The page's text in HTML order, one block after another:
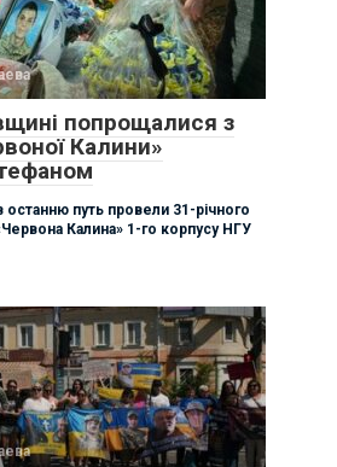
попрощалися з
Калини»
останню путь провели 31-річного
Калина» 1-го корпусу НГУ